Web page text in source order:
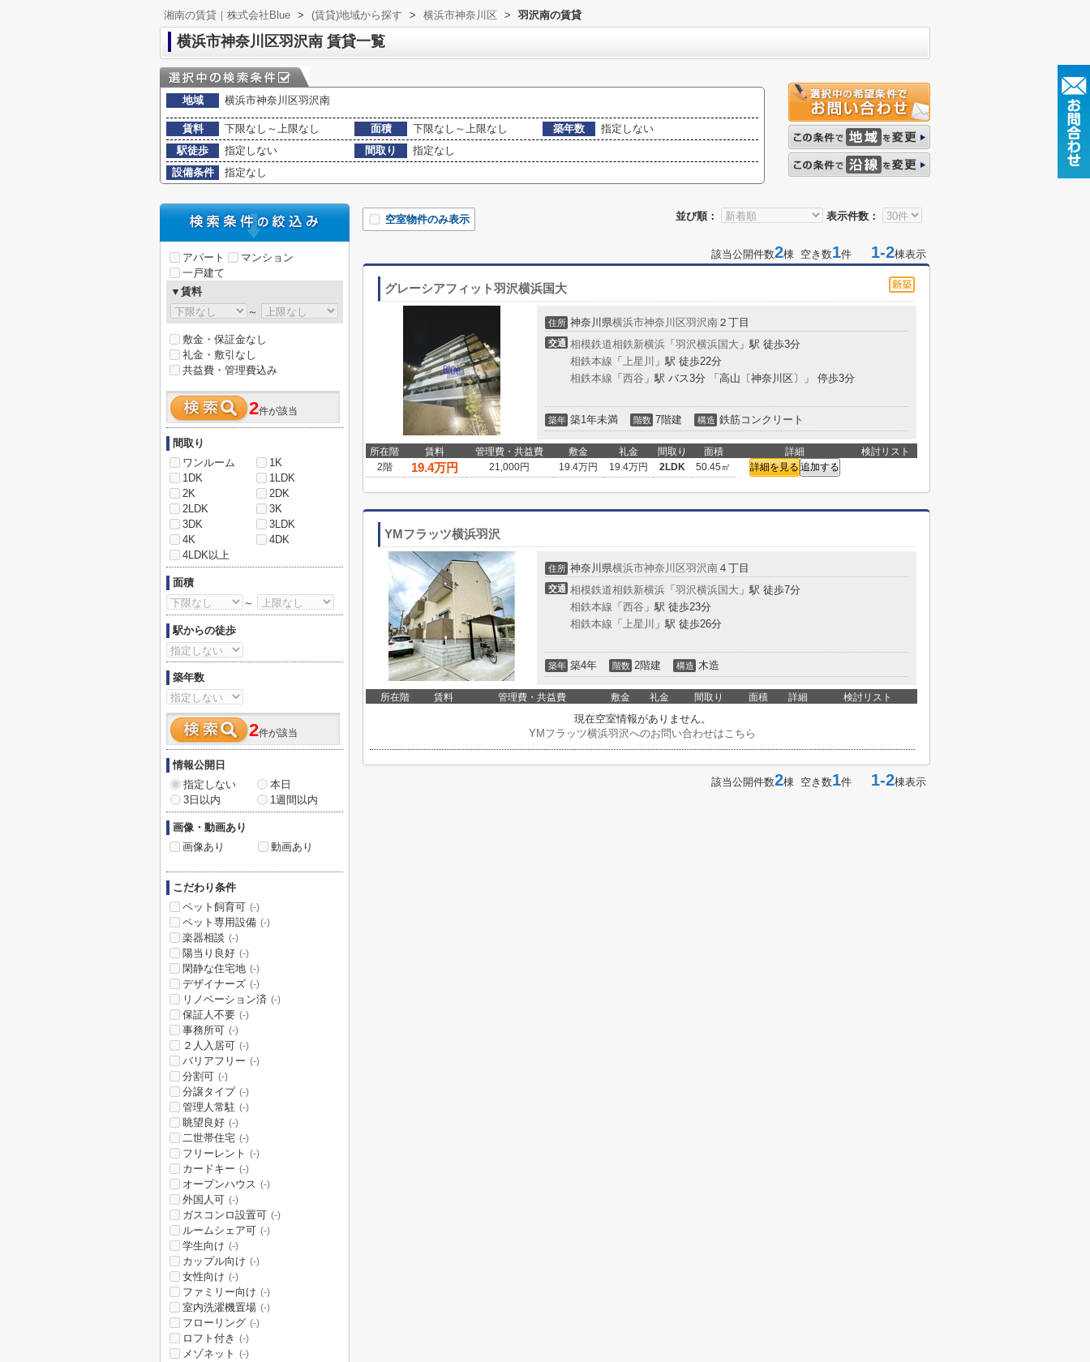
湘南の賃貸｜株式会社Blue > (賃貸)地域から探す > 横浜市神奈川区 > 羽沢南の賃貸
横浜市神奈川区羽沢南 賃貸一覧
地域 横浜市神奈川区羽沢南
賃料 下限なし～上限なし 面積 下限なし～上限なし 築年数
指定しない
駅徒歩
指定しない 間取り
指定なし
設備条件
指定なし
並び順： 表示件数：
空室物件のみ表示
該当公開件数2棟 空き数1件 1-2棟表示
グレーシアフィット羽沢横浜国大
住所 神奈川県横浜市神奈川区羽沢南 ２丁目
交通 相模鉄道相鉄新横浜 「 羽沢横浜国大 」駅 徒歩3分
相鉄本線 「 上星川 」駅 徒歩22分
相鉄本線 「 西谷 」駅 バス3分 「高山〔神奈川区〕」 停歩3分
築年 築1年未満 階数 7階建 構造 鉄筋コンクリート
所在階 賃料 管理費・共益費 敷金 礼金 間取り 面積 詳細
検討リスト
2階
19.4万円 21,000円 19.4万円 19.4万円 2LDK 50.45㎡ 詳細を見る 追加する
YMフラッツ横浜羽沢
住所 神奈川県横浜市神奈川区羽沢南 ４丁目
交通 相模鉄道相鉄新横浜 「 羽沢横浜国大 」駅 徒歩7分
相鉄本線 「 西谷 」駅 徒歩23分
相鉄本線 「 上星川 」駅 徒歩26分
築年 築4年 階数 2階建 構造 木造
所在階 賃料 管理費・共益費 敷金 礼金 間取り 面積 詳細 検討リスト
現在空室情報がありません。
YMフラッツ横浜羽沢へのお問い合わせはこちら
該当公開件数2棟 空き数1件 1-2棟表示
アパート
マンション
一戸建て
▼賃料
～
敷金・保証金なし
礼金・敷引なし
共益費・管理費込み
2件が該当
間取り
ワンルーム
1K
1DK
1LDK
2K
2DK
2LDK
3K
3DK
3LDK
4K
4DK
4LDK以上
面積
～
駅からの徒歩
築年数
2件が該当
情報公開日
指定しない
本日
3日以内
1週間以内
画像・動画あり
画像あり
動画あり
こだわり条件
ペット飼育可 (-)
ペット専用設備 (-)
楽器相談 (-)
陽当り良好 (-)
閑静な住宅地 (-)
デザイナーズ (-)
リノベーション済 (-)
保証人不要 (-)
事務所可 (-)
２人入居可 (-)
バリアフリー (-)
分割可 (-)
分譲タイプ (-)
管理人常駐 (-)
眺望良好 (-)
二世帯住宅 (-)
フリーレント (-)
カードキー (-)
オープンハウス (-)
外国人可 (-)
ガスコンロ設置可 (-)
ルームシェア可 (-)
学生向け (-)
カップル向け (-)
女性向け (-)
ファミリー向け (-)
室内洗濯機置場 (-)
フローリング (-)
ロフト付き (-)
メゾネット (-)